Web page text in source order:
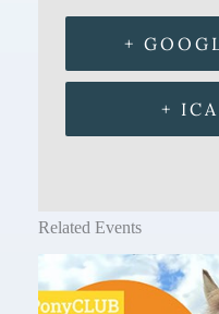
+
+
Related Events